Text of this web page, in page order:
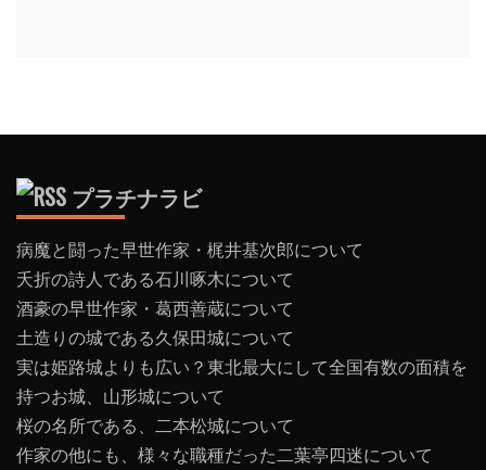
プラチナラビ
病魔と闘った早世作家・梶井基次郎について
夭折の詩人である石川啄木について
酒豪の早世作家・葛西善蔵について
土造りの城である久保田城について
実は姫路城よりも広い？東北最大にして全国有数の面積を
持つお城、山形城について
桜の名所である、二本松城について
作家の他にも、様々な職種だった二葉亭四迷について